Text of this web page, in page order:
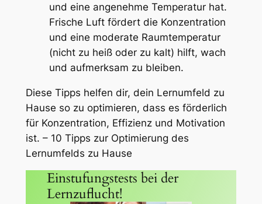
und eine angenehme Temperatur hat.
Frische Luft fördert die Konzentration
und eine moderate Raumtemperatur
(nicht zu heiß oder zu kalt) hilft, wach
und aufmerksam zu bleiben.
Diese Tipps helfen dir, dein Lernumfeld zu
Hause so zu optimieren, dass es förderlich
für Konzentration, Effizienz und Motivation
ist. – 10 Tipps zur Optimierung des
Lernumfelds zu Hause
Einstufungstests bei der
Lernzuflucht!